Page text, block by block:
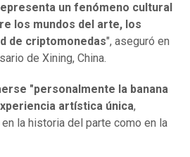
un fenómeno cultural
los mundos del arte, los
de criptomonedas", aseguró en
de Xining, China.
"personalmente la banana
artística única,
la historia del parte como en la